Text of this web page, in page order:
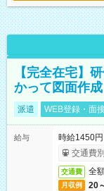
【完全在宅】
かって図面作成
派遣 WEB登録・面
給与
時給1450
交通費
交通費 全
月収例 20